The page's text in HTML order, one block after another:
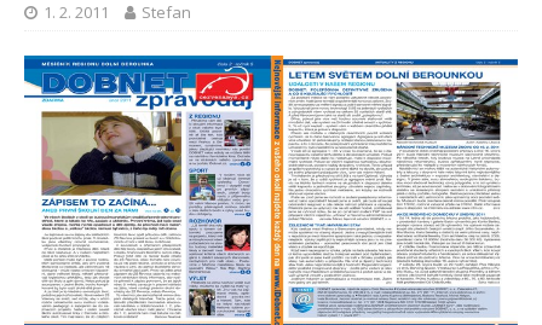
1. 2. 2011 Stefan